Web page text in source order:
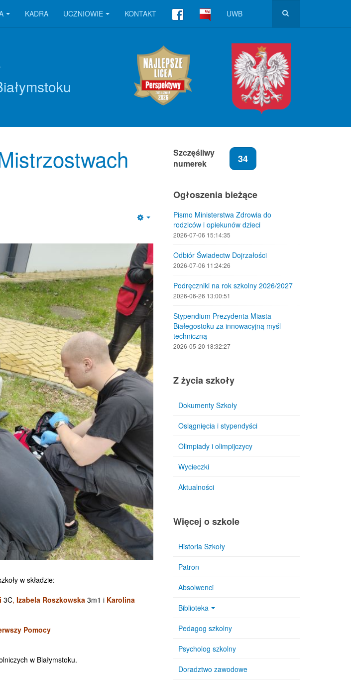
KADRA UCZNIOWIE KONTAKT UWB
w składzie:
3C, Izabela Roszkowska 3m1 i Karolina
Pomocy
w Białymstoku.
Szczęśliwy
numerek
34
Ogłoszenia bieżące
Pismo Ministerstwa Zdrowia do
rodziców i opiekunów dzieci
2026-07-06 15:14:35
Odbiór Świadectw Dojrzałości
2026-07-06 11:24:26
Podręczniki na rok szkolny 2026/2027
2026-06-26 13:00:51
Stypendium Prezydenta Miasta
Białegostoku za innowacyjną myśl
techniczną
2026-05-20 18:32:27
Z życia szkoły
Dokumenty Szkoły
Osiągnięcia i stypendyści
Olimpiady i olimpijczycy
Wycieczki
Aktualności
Więcej o szkole
Historia Szkoły
Patron
Absolwenci
Biblioteka
Pedagog szkolny
Psycholog szkolny
Doradztwo zawodowe